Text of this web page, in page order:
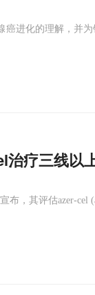
进化的理解，并
治疗三线以
，其评估azer-cel